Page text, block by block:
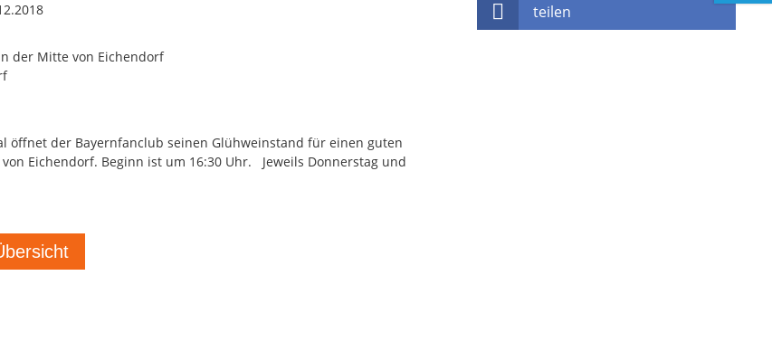
der Mitte von Eichendorf
öffnet der Bayernfanclub seinen Glühweinstand für einen guten
Eichendorf. Beginn ist um 16:30 Uhr. Jeweils Donnerstag und
teilen